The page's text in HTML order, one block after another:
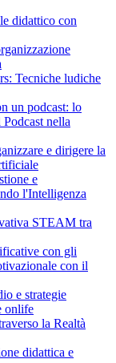
didattico con
Tecniche ludiche
un podcast: lo
nella
e dirigere la
e
l'Intelligenza
STEAM tra
con gli
con il
e strategie
onlife
la Realtà
didattica e